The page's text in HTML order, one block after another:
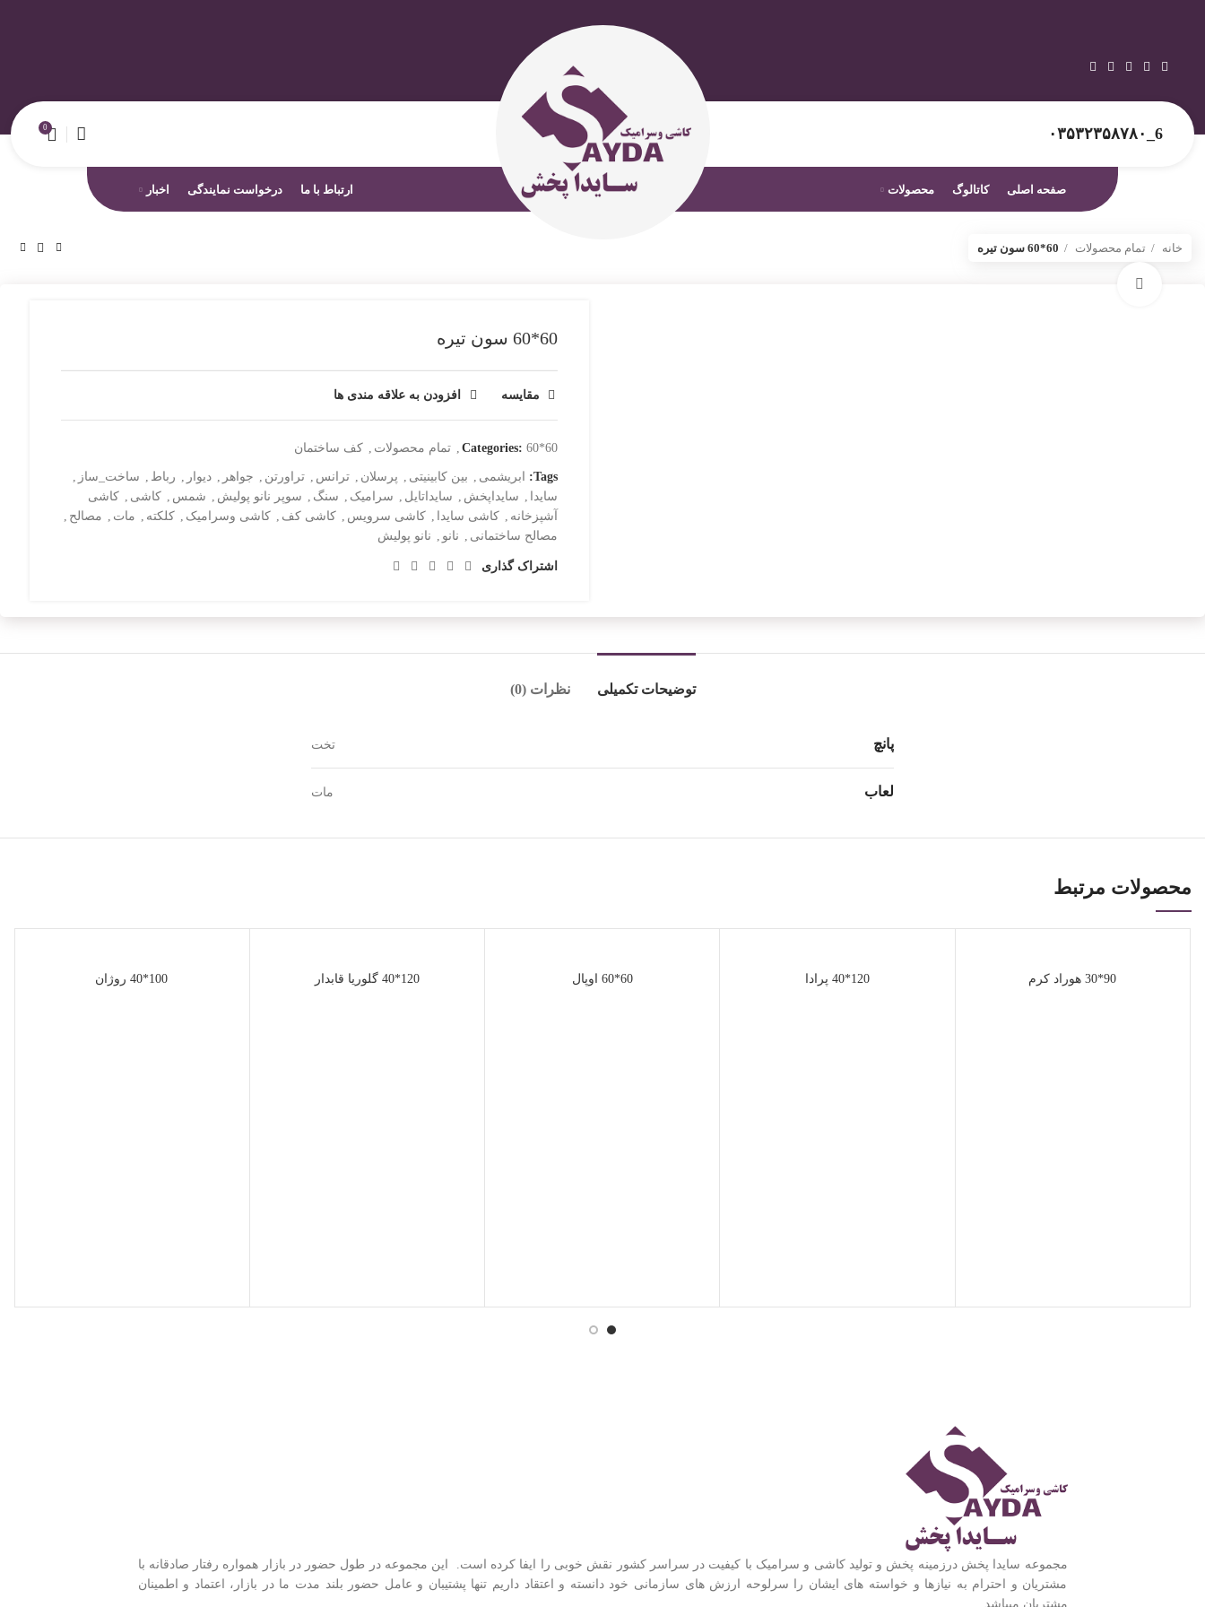
6_۰۳۵۳۲۳۵۸۷۸۰ 0
صفحه اصلی کاتالوگ محصولات ارتباط با ما درخواست نمایندگی اخبار
خانه تمام محصولات 60*60 سون تیره
60*60 سون تیره
مقایسه افزودن به علاقه مندی ها
Categories: 60*60
, تمام محصولات , کف ساختمان
Tags: ابریشمی , بین کابینیتی , پرسلان , ترانس , تراورتن , جواهر , دیوار , رباط , ساخت_ساز ,
سایدا , سایداپخش , سایداتایل , سرامیک , سنگ , سوپر نانو پولیش , شمس , کاشی , کاشی
آشپزخانه , کاشی سایدا , کاشی سرویس , کاشی کف , کاشی وسرامیک , کلکته , مات , مصالح ,
مصالح ساختمانی , نانو , نانو پولیش
اشتراک گذاری
توضیحات تکمیلی نظرات (0)
پانچ تخت
لعاب مات
محصولات مرتبط
90*30 هوراد کرم 120*40 پرادا 60*60 اوپال 120*40 گلوریا قابدار 100*40 روژان
مجموعه سایدا پخش درزمینه پخش و تولید کاشی و سرامیک با کیفیت در سراسر کشور نقش خوبی را ایفا کرده است. این مجموعهدر طول حضور در بازار همواره رفتار صادقانه با
مشتریان و احترام به نیازها و خواسته های ایشان را سرلوحه ارزش های سازمانی خود دانسته و اعتقاد داریم تنها پشتیبان و عامل حضور بلند مدت ما در بازار، اعتماد و اطمینان
مشتریان میباشد.